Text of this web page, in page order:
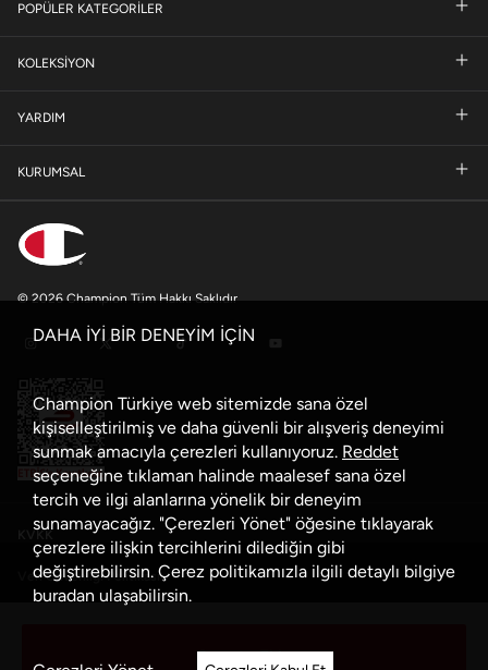
Sepete Ekle
POPÜLER KATEGORİLER
KOLEKSİYON
YARDIM
KURUMSAL
© 2026 Champion Tüm Hakkı Saklıdır
KVKK
Veri Güvenliği Politikası
DAHA İYİ BİR DENEYİM İÇİN
Champion Türkiye web sitemizde sana özel
kişiselleştirilmiş ve daha güvenli bir alışveriş deneyimi
sunmak amacıyla çerezleri kullanıyoruz. Reddet
seçeneğine tıklaman halinde maalesef sana özel
tercih ve ilgi alanlarına yönelik bir deneyim
sunamayacağız. "Çerezleri Yönet" öğesine tıklayarak
çerezlere ilişkin tercihlerini dilediğin gibi
değiştirebilirsin. Çerez politikamızla ilgili detaylı bilgiye
buradan ulaşabilirsin.